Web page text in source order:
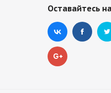
Оставайтесь